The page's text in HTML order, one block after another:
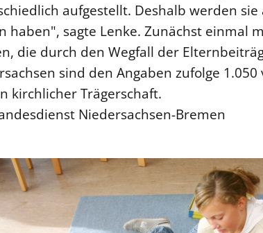
aufgestellt. Deshalb werden
haben", sagte Lenke. Zunächst einmal
die durch den Wegfall der
sind den Angaben zufolge
kirchlicher Trägerschaft.
Niedersachsen-Bremen